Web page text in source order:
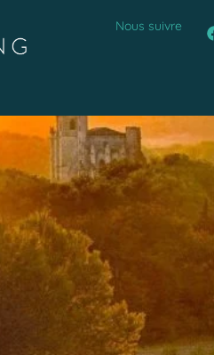
Nous suivre